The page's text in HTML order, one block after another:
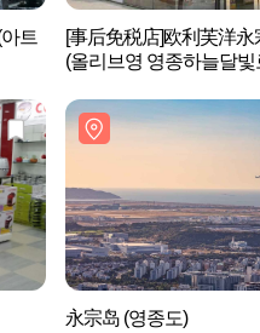
트
[事后免税店]欧利芙洋
(올리브영 영종하늘달빛
永宗岛 (영종도)